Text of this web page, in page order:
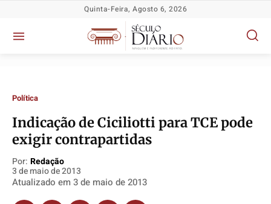
Política
TV Século
Política
TV Século
Política
TV Século
Política
TV Século
Quinta-Feira, Agosto 6, 2026
Política
Indicação de Ciciliotti para TCE pode
exigir contrapartidas
Por: Redação
3 de maio de 2013
Atualizado em 3 de maio de 2013